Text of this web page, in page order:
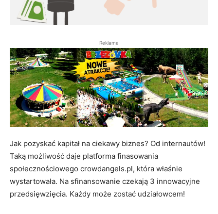
Reklama
Jak pozyskać kapitał na ciekawy biznes? Od internautów!
Taką możliwość daje platforma finasowania
społecznościowego crowdangels.pl, która właśnie
wystartowała. Na sfinansowanie czekają 3 innowacyjne
przedsięwzięcia. Każdy może zostać udziałowcem!